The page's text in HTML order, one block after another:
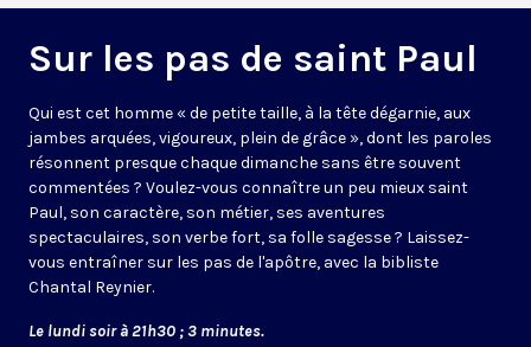
Sur les pas de saint Paul
Qui est cet homme « de petite taille, à la tête dégarnie, aux
jambes arquées, vigoureux, plein de grâce », dont les paroles
résonnent presque chaque dimanche sans être souvent
commentées ? Voulez-vous connaître un peu mieux saint
Paul, son caractère, son métier, ses aventures
spectaculaires, son verbe fort, sa folle sagesse ? Laissez-
vous entraîner sur les pas de l'apôtre, avec la bibliste
Chantal Reynier.
Le lundi soir à 21h30 ; 3 minutes.